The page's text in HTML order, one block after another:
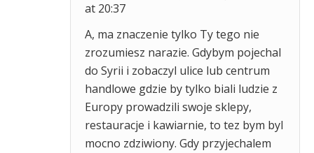
at 20:37
A, ma znaczenie tylko Ty tego nie
zrozumiesz narazie. Gdybym pojechal
do Syrii i zobaczyl ulice lub centrum
handlowe gdzie by tylko biali ludzie z
Europy prowadzili swoje sklepy,
restauracje i kawiarnie, to tez bym byl
mocno zdziwiony. Gdy przyjechalem